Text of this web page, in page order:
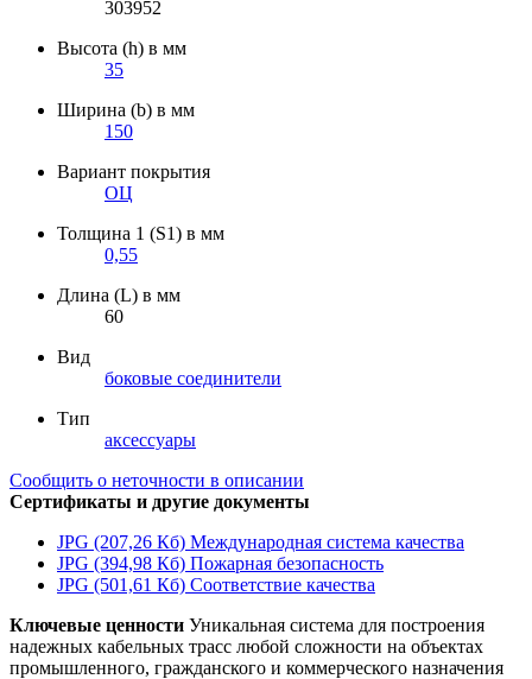
303952
Высота (h) в мм
35
Ширина (b) в мм
150
Вариант покрытия
ОЦ
Толщина 1 (S1) в мм
0,55
Длина (L) в мм
60
Вид
боковые соединители
Тип
аксессуары
Сообщить о неточности в описании
Сертификаты и другие документы
JPG (207,26 Кб) Международная система качества
JPG (394,98 Кб) Пожарная безопасность
JPG (501,61 Кб) Соответствие качества
Ключевые ценности Уникальная система для построения
надежных кабельных трасс любой сложности на объектах
промышленного, гражданского и коммерческого назначения